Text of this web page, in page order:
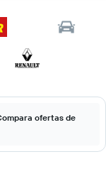
ofertas de